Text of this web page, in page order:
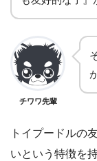
チワワ先輩
トイプードルの
いという特徴を